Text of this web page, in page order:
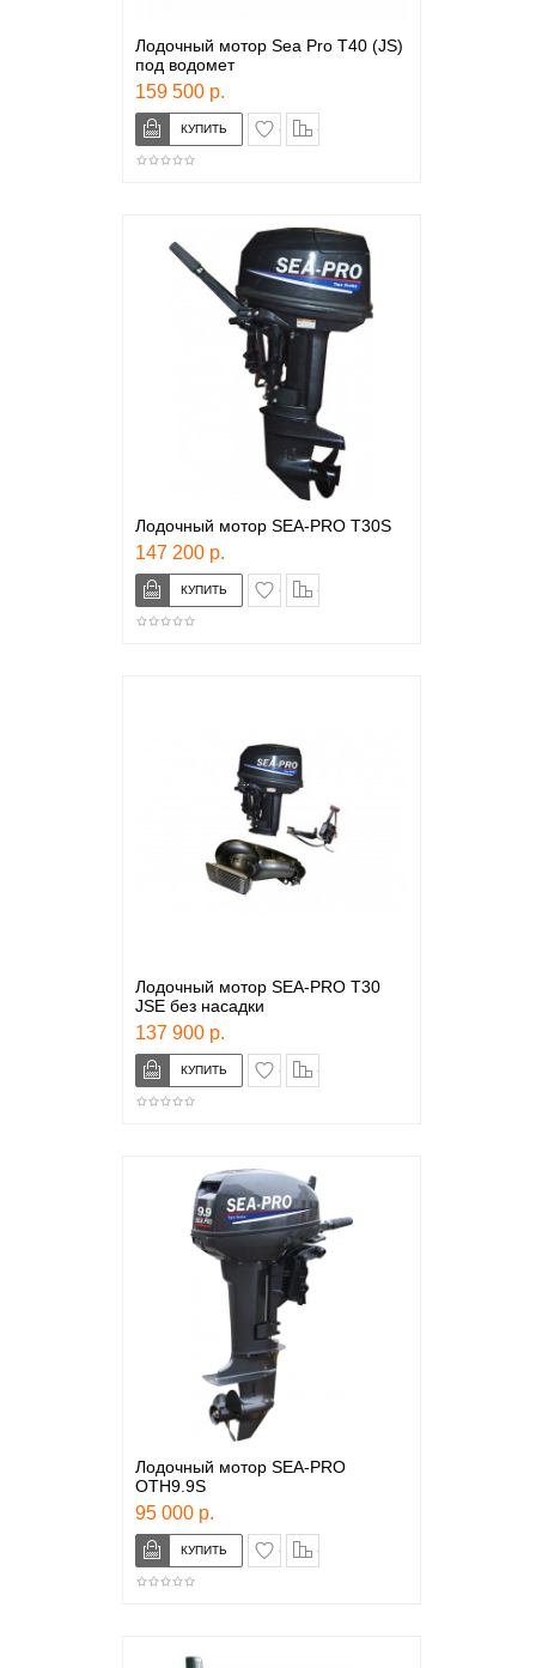
Лодочный мотор Sea Pro T40 (JS)
под водомет
159 500 р.
в закладки
Лодочный мотор SEA-PRO T30S
147 200 р.
в закладки
Лодочный мотор SEA-PRO T30
JSE без насадки
137 900 р.
в закладки
Лодочный мотор SEA-PRO
OTH9.9S
95 000 р.
в закладки